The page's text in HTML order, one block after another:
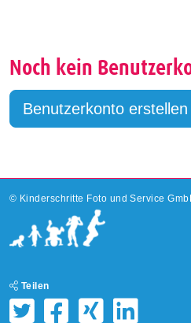
Noch kein
Benutzerkonto erstellen
© Kinderschritte Foto und Service
Teilen